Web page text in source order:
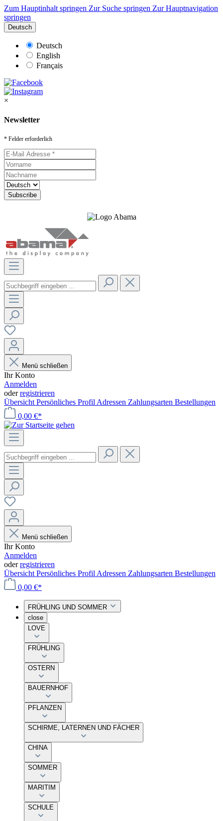
Zum Hauptinhalt springen Zur Suche springen Zur Hauptnavigation
springen
Deutsch
Deutsch
English
Français
×
Newsletter
* Felder erforderlich
Menü schließen
Ihr Konto
Anmelden
oderregistrieren
Übersicht Persönliches Profil Adressen Zahlungsarten Bestellungen
0,00 €*
Menü schließen
Ihr Konto
Anmelden
oderregistrieren
Übersicht Persönliches Profil Adressen Zahlungsarten Bestellungen
0,00 €*
FRÜHLING UND SOMMER
close
LOVE
FRÜHLING
OSTERN
BAUERNHOF
PFLANZEN
SCHIRME, LATERNEN UND FÄCHER
CHINA
SOMMER
MARITIM
SCHULE